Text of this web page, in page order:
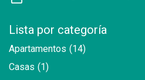
Lista por categoría
Apartamentos (14)
Casas (1)